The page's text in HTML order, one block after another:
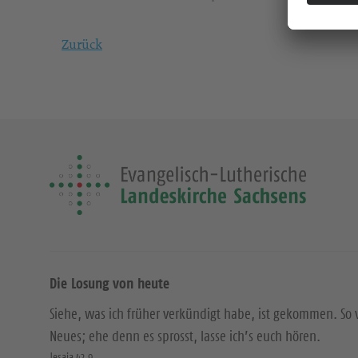
Zurück
Die Losung von heute
Siehe, was ich früher verkündigt habe, ist gekommen. So
Neues; ehe denn es sprosst, lasse ich’s euch hören.